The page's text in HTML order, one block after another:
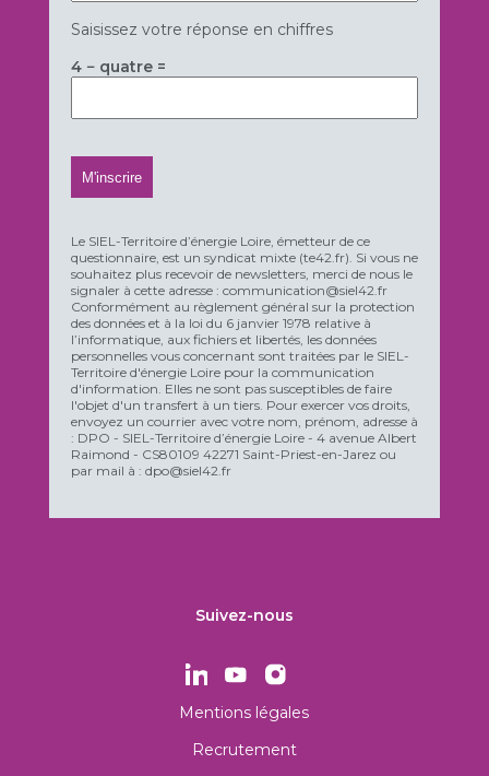
Saisissez votre réponse en chiffres
4 − quatre =
Le SIEL-Territoire d’énergie Loire, émetteur de ce
questionnaire, est un syndicat mixte (te42.fr). Si vous ne
souhaitez plus recevoir de newsletters, merci de nous le
signaler à cette adresse : communication@siel42.fr
Conformément au règlement général sur la protection
des données et à la loi du 6 janvier 1978 relative à
l’informatique, aux fichiers et libertés, les données
personnelles vous concernant sont traitées par le SIEL-
Territoire d'énergie Loire pour la communication
d'information. Elles ne sont pas susceptibles de faire
l'objet d'un transfert à un tiers. Pour exercer vos droits,
envoyez un courrier avec votre nom, prénom, adresse à
: DPO - SIEL-Territoire d’énergie Loire - 4 avenue Albert
Raimond - CS80109 42271 Saint-Priest-en-Jarez ou
par mail à : dpo@siel42.fr
Suivez-nous
Mentions légales
Recrutement